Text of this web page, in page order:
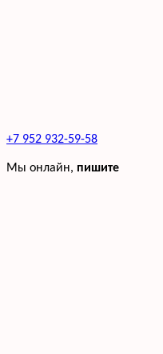
+7 952 932-59-58
Мы онлайн, пишите